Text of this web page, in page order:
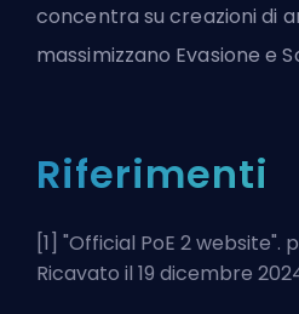
concentra su creazioni di
massimizzano Evasione e
Riferimenti
[1] "Official PoE 2 website".
Ricavato il 19 dicembre